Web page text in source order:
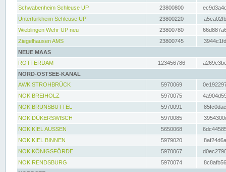
Schwabenheim Schleuse UP
23800800
Untertürkheim Schleuse UP
23800220
Wieblingen Wehr UP neu
23800780
Ziegelhausen AMS
23800745
NEUE MAAS
ROTTERDAM
123456786
NORD-OSTSEE-KANAL
AWK STROHBRÜCK
5970069
NOK BREIHOLZ
5970075
NOK BRUNSBÜTTEL
5970091
NOK DÜKERSWISCH
5970085
NOK KIEL AUSSEN
5650068
NOK KIEL BINNEN
5979020
NOK KÖNIGSFÖRDE
5970067
NOK RENDSBURG
5970074